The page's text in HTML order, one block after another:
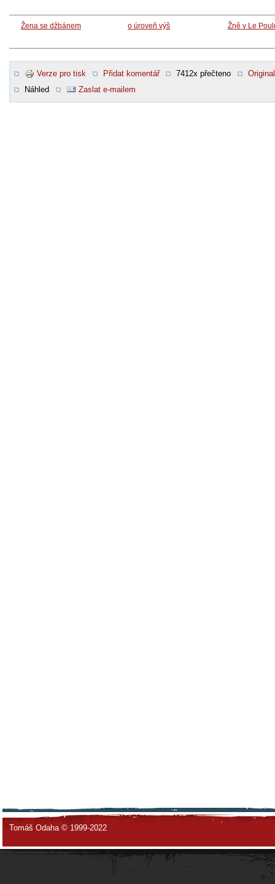
Žena se džbánem o úroveň výš Žně v Le
Verze pro tisk Přidat komentář 7412x přečteno
Original
Náhled
Zaslat e-mailem
Tomáš Odaha © 1999-2022